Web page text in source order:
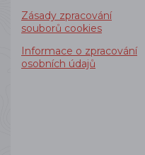
Zásady zpracování
souborů cookies
Informace o zpracování
osobních údajů